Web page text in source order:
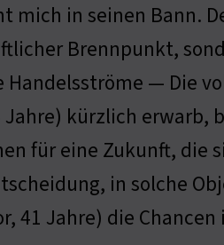
mich in seinen Bann.
Brennpunkt,
— Die
kürzlich erwarb,
für eine Zukunft, die
in solche
41 Jahre) die